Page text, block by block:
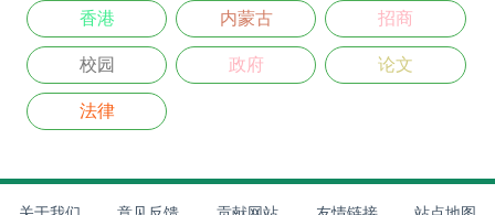
香港 内蒙古 招商
校园 政府 论文
法律